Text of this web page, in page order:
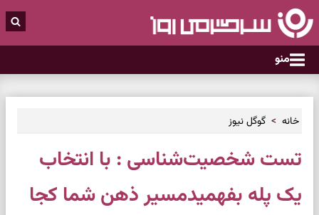
منو
خانه گوگل نیوز
تست شخصیت‌شناسی : با انتخاب
یک پله‌ بفهمیدمسیر ذهن شما کجا